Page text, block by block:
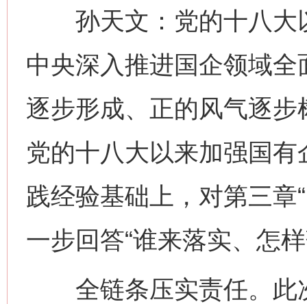
孙天文：党的十八大
中央深入推进国企领域
逐步形成、正的风气逐
党的十八大以来加强国
践经验基础上，对第三章
一步回答“谁来落实、怎
全链条压实责任。此